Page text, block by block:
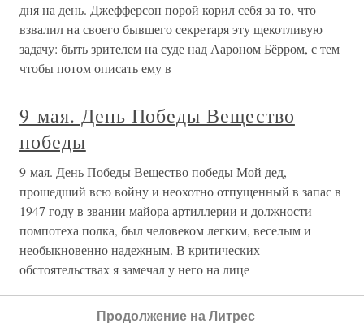
дня на день. Джефферсон порой корил себя за то, что
взвалил на своего бывшего секретаря эту щекотливую
задачу: быть зрителем на суде над Аароном Бёрром, с тем
чтобы потом описать ему в
9 мая. День Победы Вещество
победы
9 мая. День Победы Вещество победы Мой дед,
прошедший всю войну и неохотно отпущенный в запас в
1947 году в звании майора артиллерии и должности
помпотеха полка, был человеком легким, веселым и
необыкновенно надежным. В критических
обстоятельствах я замечал у него на лице
Продолжение на Литрес